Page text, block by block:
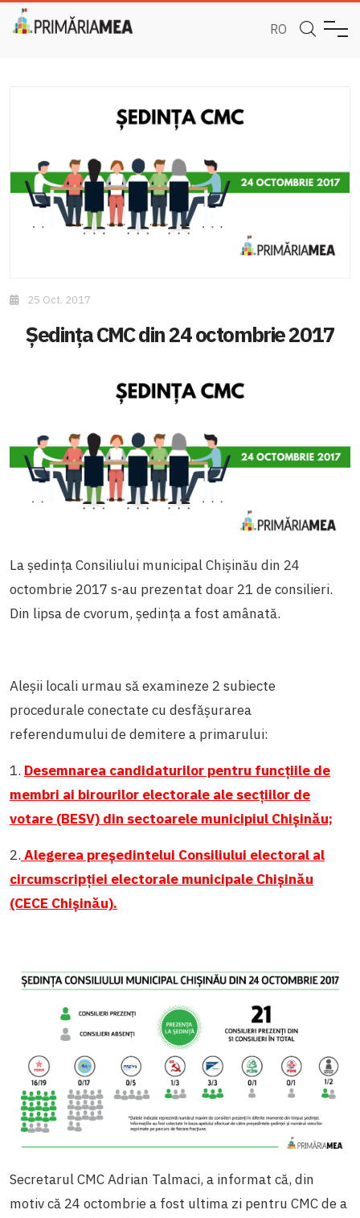
RO
25 Oct. 2017
Ședința CMC din 24 octombrie 2017
La ședința Consiliului municipal Chișinău din 24
octombrie 2017 s-au prezentat doar 21 de consilieri.
Din lipsa de cvorum, ședința a fost amânată.
Aleșii locali urmau să examineze 2 subiecte
procedurale conectate cu desfășurarea
referendumului de demitere a primarului:
1. Desemnarea candidaturilor pentru funcțiile de
membri ai birourilor electorale ale secțiilor de
votare (BESV) din sectoarele municipiul Chișinău;
2. Alegerea președintelui Consiliului electoral al
circumscripției electorale municipale Chișinău
(CECE Chișinău).
Secretarul CMC Adrian Talmaci, a informat că, din
motiv că 24 octombrie a fost ultima zi pentru CMC de a